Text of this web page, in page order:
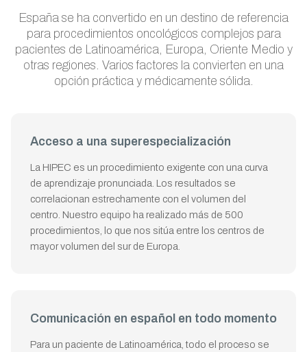
España se ha convertido en un destino de referencia
para procedimientos oncológicos complejos para
pacientes de Latinoamérica, Europa, Oriente Medio y
otras regiones. Varios factores la convierten en una
opción práctica y médicamente sólida.
Acceso a una superespecialización
La HIPEC es un procedimiento exigente con una curva
de aprendizaje pronunciada. Los resultados se
correlacionan estrechamente con el volumen del
centro. Nuestro equipo ha realizado más de 500
procedimientos, lo que nos sitúa entre los centros de
mayor volumen del sur de Europa.
Comunicación en español en todo momento
Para un paciente de Latinoamérica, todo el proceso se